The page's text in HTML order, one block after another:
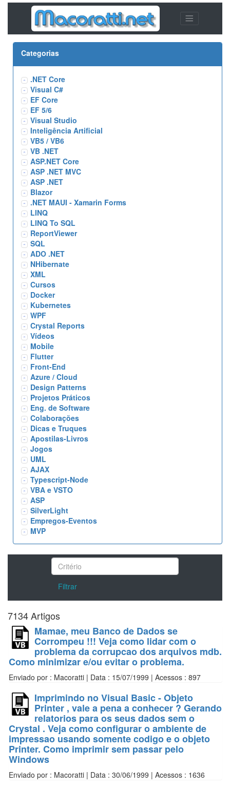
Categorias
.NET Core
Visual C#
EF Core
EF 5/6
Visual Studio
Inteligência Artificial
VB5 / VB6
VB .NET
ASP.NET Core
ASP .NET MVC
ASP .NET
Blazor
.NET MAUI - Xamarin Forms
LINQ
LINQ To SQL
ReportViewer
SQL
ADO .NET
NHibernate
XML
Cursos
Docker
Kubernetes
WPF
Crystal Reports
Vídeos
Mobile
Flutter
Front-End
Azure / Cloud
Design Patterns
Projetos Práticos
Eng. de Software
Colaborações
Dicas e Truques
Apostilas-Livros
Jogos
UML
AJAX
Typescript-Node
VBA e VSTO
ASP
SilverLight
Empregos-Eventos
MVP
Filtrar
7134 Artigos
Mamae, meu Banco de Dados se
Corrompeu !!! Veja como lidar com o
problema da corrupcao dos arquivos mdb.
Como minimizar e/ou evitar o problema.
Enviado por : Macoratti | Data : 15/07/1999 | Acessos : 897
Imprimindo no Visual Basic - Objeto
Printer , vale a pena a conhecer ? Gerando
relatorios para os seus dados sem o
Crystal . Veja como configurar o ambiente de
impressao usando somente codigo e o objeto
Printer. Como imprimir sem passar pelo
Windows
Enviado por : Macoratti | Data : 30/06/1999 | Acessos : 1636